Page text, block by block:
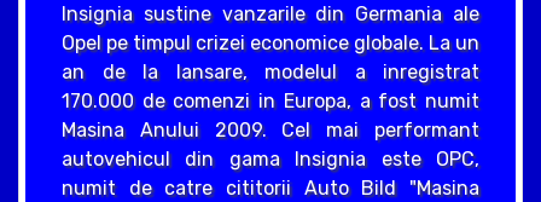
Insignia sustine vanzarile din Germania ale
Opel pe timpul crizei economice globale. La un
an de la lansare, modelul a inregistrat
170.000 de comenzi in Europa, a fost numit
Masina Anului 2009. Cel mai performant
autovehicul din gama Insignia este OPC,
numit de catre cititorii Auto Bild "Masina